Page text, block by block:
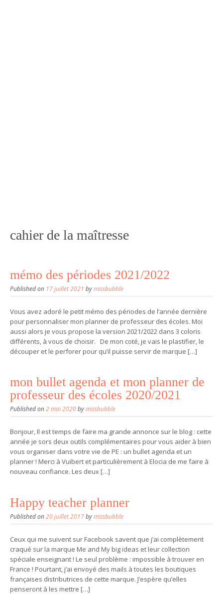
cahier de la maîtresse
mémo des périodes 2021/2022
Published on 17 juillet 2021 bymissbubble
Vous avez adoré le petit mémo des périodes de l’année dernière
pour personnaliser mon planner de professeur des écoles. Moi
aussi alors je vous propose la version 2021/2022 dans 3 coloris
différents, à vous de choisir. De mon coté, je vais le plastifier, le
découper et le perforer pour qu’il puisse servir de marque […]
mon bullet agenda et mon planner de
professeur des écoles 2020/2021
Published on2 mai 2020bymissbubble
Bonjour, Il est temps de faire ma grande annonce sur le blog : cette
année je sors deux outils complémentaires pour vous aider à bien
vous organiser dans votre vie de PE : un bullet agenda et un
planner ! Merci à Vuibert et particulièrement à Elocia de me faire à
nouveau confiance. Les deux […]
Happy teacher planner
Published on20 juillet 2017bymissbubble
Ceux qui me suivent sur Facebook savent que j’ai complètement
craqué sur la marque Me and My big ideas et leur collection
spéciale enseignant ! Le seul problème : impossible à trouver en
France ! Pourtant, j’ai envoyé des mails à toutes les boutiques
françaises distributrices de cette marque. J’espère qu’elles
penseront à les mettre […]